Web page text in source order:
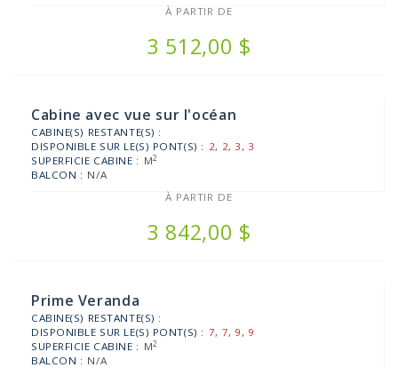
À PARTIR DE
3 512,00 $
Cabine avec vue sur l'océan
CABINE(S) RESTANTE(S) :
DISPONIBLE SUR LE(S) PONT(S) : 2, 2,3, 3
SUPERFICIE CABINE : M2
BALCON : N/A
À PARTIR DE
3 842,00 $
Prime Veranda
CABINE(S) RESTANTE(S) :
DISPONIBLE SUR LE(S) PONT(S) : 7, 7, 9, 9
SUPERFICIE CABINE : M2
BALCON : N/A